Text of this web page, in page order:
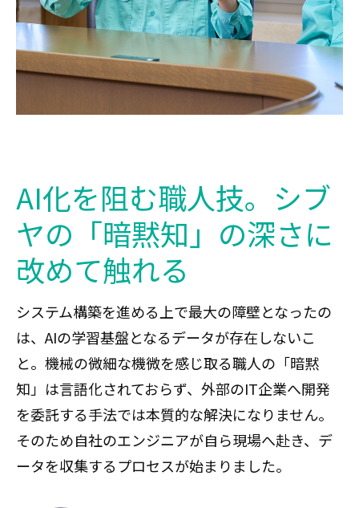
AI化を阻む職人技。シブ
ヤの「暗黙知」の深さに
改めて触れる
システム構築を進める上で最大の障壁となったの
は、AIの学習基盤となるデータが存在しないこ
と。機械の微細な機微を感じ取る職人の「暗黙
知」は言語化されておらず、外部のIT企業へ開発
を委託する手法では本質的な解決になりません。
そのため自社のエンジニアが自ら現場へ赴き、デ
ータを収集するプロセスが始まりました。